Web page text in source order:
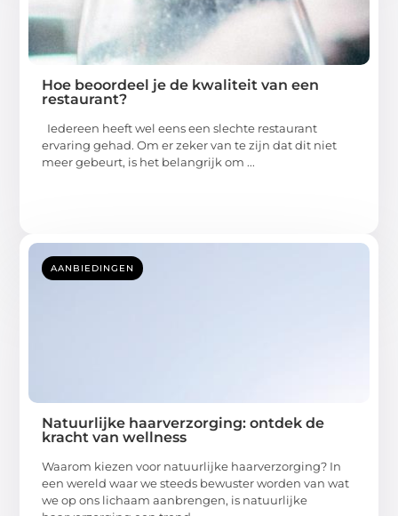
Hoe beoordeel je de kwaliteit van een
restaurant?
ervaring gehad. Om er zeker van te zijn dat dit niet
meer gebeurt, is het belangrijk om ...
AANBIEDINGEN
Natuurlijke haarverzorging: ontdek de
kracht van wellness
een wereld waar we steeds bewuster worden van wat
we op ons lichaam aanbrengen, is natuurlijke
haarverzorging een trend ...